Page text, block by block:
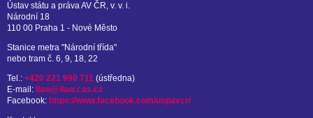
Ústav státu a práva AV ČR, v. v. i.
Národní 18
110 00 Praha 1 - Nové Město
Stanice metra "Národní třída"
nebo tram č. 6, 9, 18, 22
Tel.: +420 221 990 711 (ústředna)
E-mail: ilaw@ilaw.cas.cz
Facebook: https://www.facebook.com/uspavcr/